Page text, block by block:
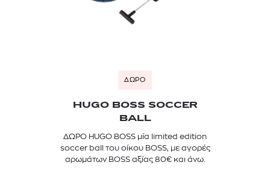
ΔΩΡΟ
HUGO BOSS SOCCER
BALL
ΔΩΡΟ HUGO BOSS μία limited edition
soccer ball του οίκου BOSS, με αγορές
αρωμάτων BOSS αξίας 80€ και άνω.